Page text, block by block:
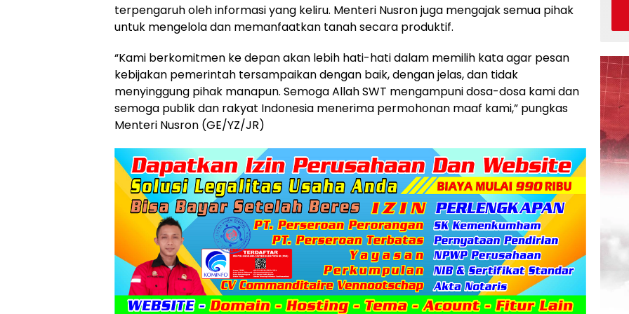
terpengaruh oleh informasi yang keliru. Menteri Nusron juga mengajak semua pihak
untuk mengelola dan memanfaatkan tanah secara produktif.
“Kami berkomitmen ke depan akan lebih hati-hati dalam memilih kata agar pesan
kebijakan pemerintah tersampaikan dengan baik, dengan jelas, dan tidak
menyinggung pihak manapun. Semoga Allah SWT mengampuni dosa-dosa kami dan
semoga publik dan rakyat Indonesia menerima permohonan maaf kami,” pungkas
Menteri Nusron (GE/YZ/JR)